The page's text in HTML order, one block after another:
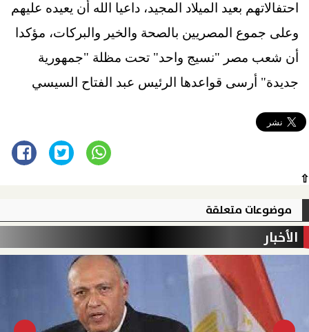
احتفالاتهم بعيد الميلاد المجيد، داعيا الله أن يعيده عليهم
وعلى جموع المصريين بالصحة والخير والبركات، مؤكدا
أن شعب مصر "نسيج واحد" تحت مظلة "جمهورية
جديدة" أرسى قواعدها الرئيس عبد الفتاح السيسي
⇧
موضوعات متعلقة
الأخبار